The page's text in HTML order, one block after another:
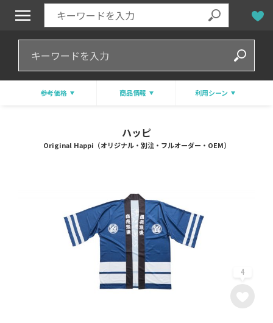
参考価格 商品情報 利用シーン
ハッピ
Original Happi（オリジナル・別注・フルオーダー・OEM）
4